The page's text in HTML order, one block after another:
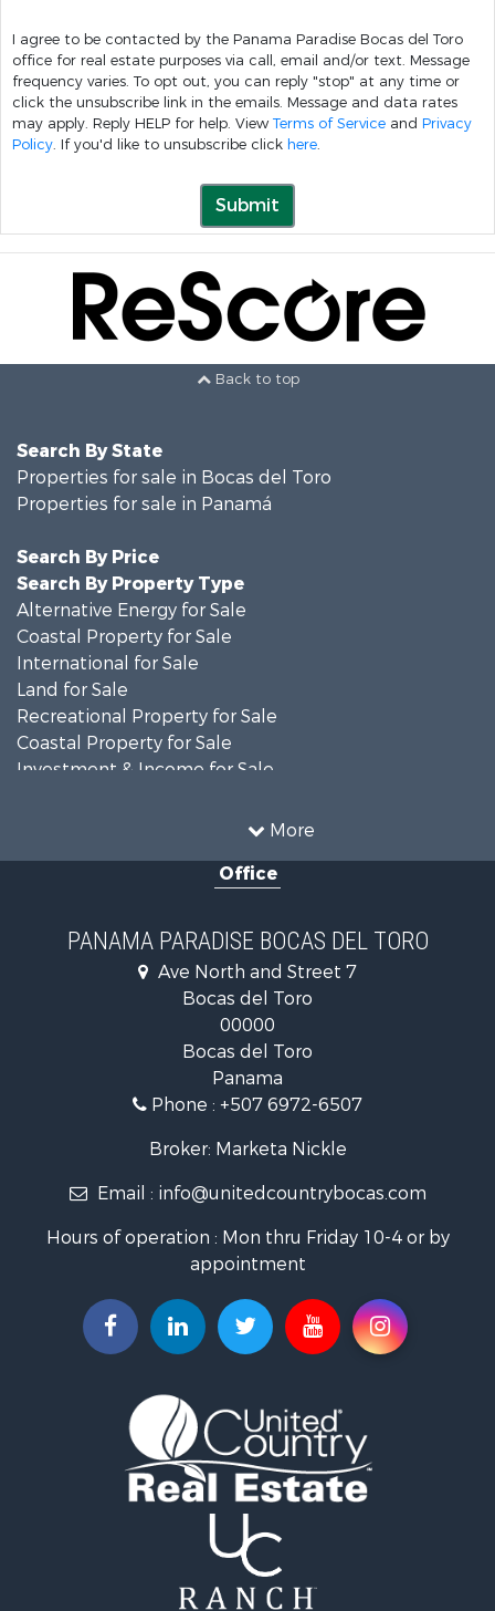
I agree to be contacted by the Panama Paradise Bocas del Toro
office for real estate purposes via call, email and/or text. Message
frequency varies. To opt out, you can reply "stop" at any time or
click the unsubscribe link in the emails. Message and data rates
may apply. Reply HELP for help. View Terms of Service and Privacy
Policy. If you'd like to unsubscribe click here.
Submit
Back to top
More
Search By State
Properties for sale in Bocas del Toro
Properties for sale in Panamá
Search By Price
Search By Property Type
Alternative Energy for Sale
Coastal Property for Sale
International for Sale
Land for Sale
Recreational Property for Sale
Coastal Property for Sale
Investment & Income for Sale
Retirement & Active Adult for Sale
Investment & Income for Sale
Recreational Property for Sale
Retirement & Active Adult for Sale
International for Sale
International for Sale
International for Sale
Owner Financing for Sale
Investment & Income for Sale
International for Sale
Resort Property for Sale
International for Sale
Land for Sale
Recreational Property for Sale
Investment & Income for Sale
Bed & Breakfast / Lodges for Sale
Commercial Property for Sale
Businesses for Sale
Investment & Income for Sale
Coastal Property for Sale
International for Sale
Office
PANAMA PARADISE BOCAS DEL TORO
Ave North and Street 7
Bocas del Toro
00000
Bocas del Toro
Panama
Phone : +507 6972-6507
Broker: Marketa Nickle
Email : info@unitedcountrybocas.com
Hours of operation : Mon thru Friday 10-4 or by
appointment